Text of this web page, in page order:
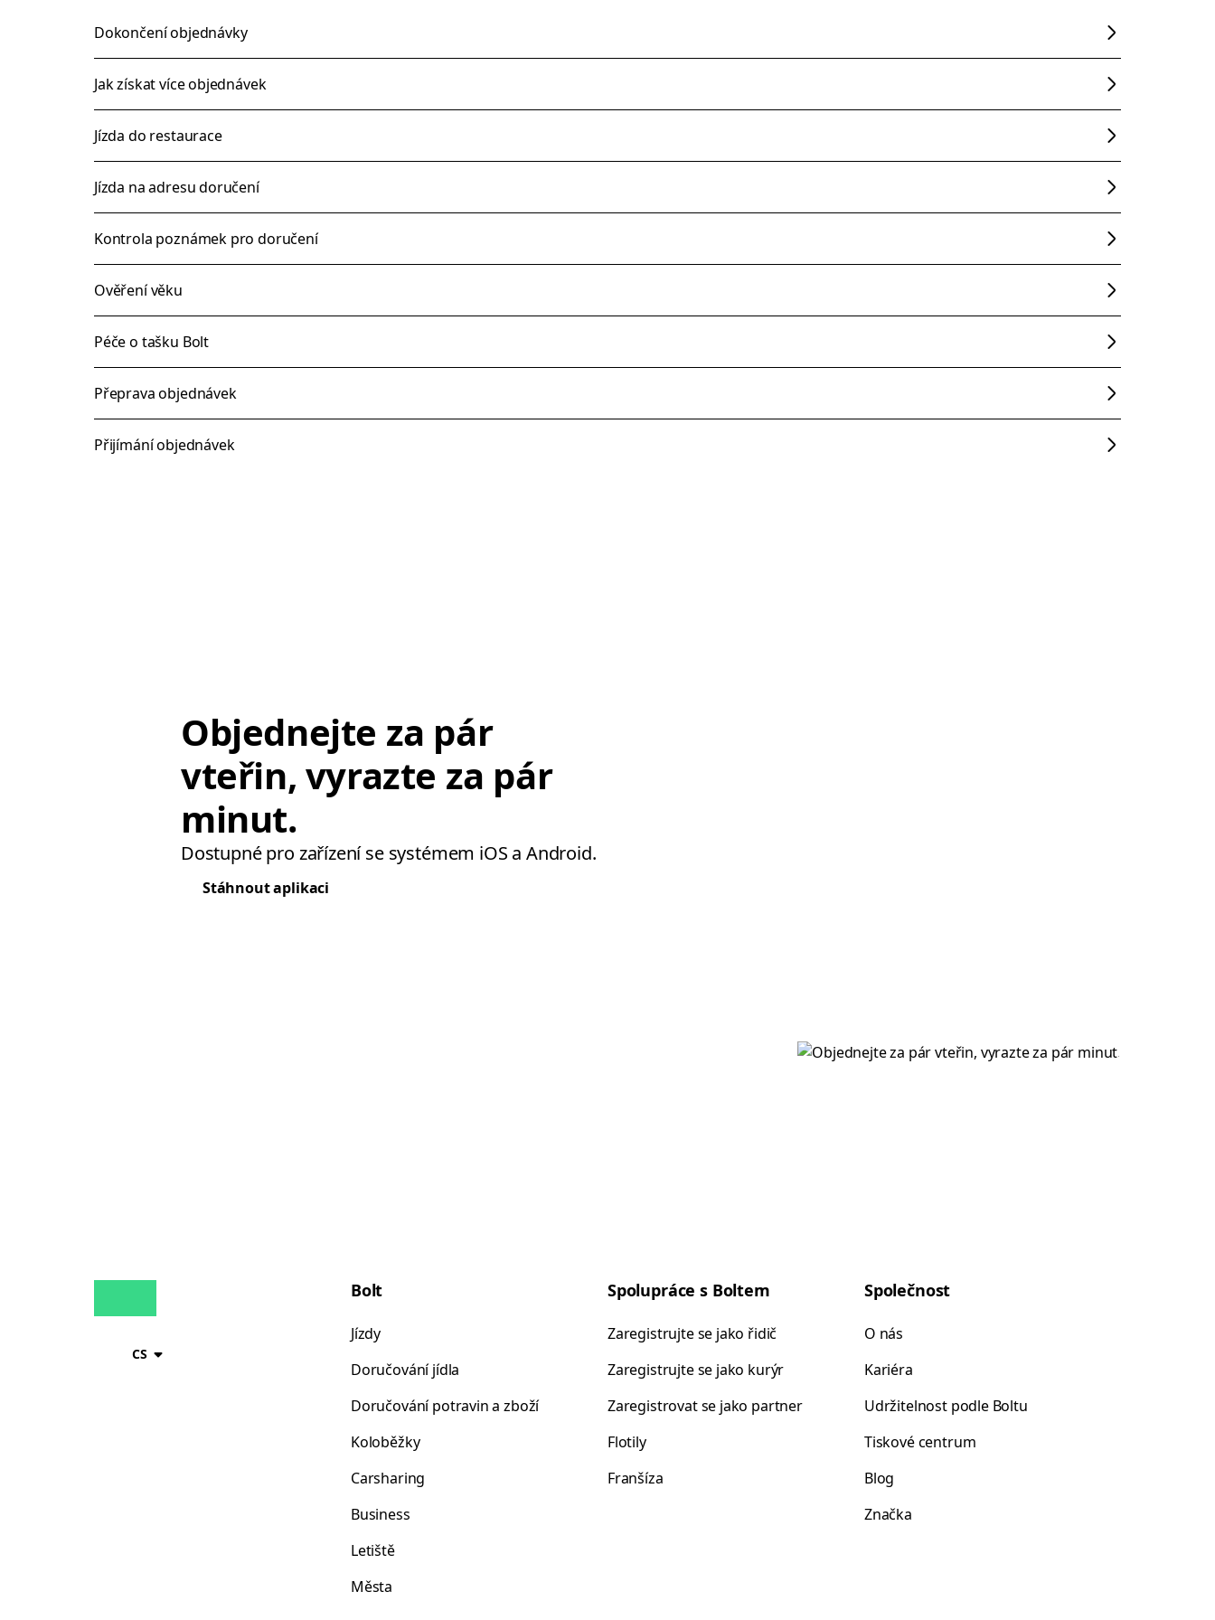
Dokončení objednávky
Jak získat více objednávek
Jízda do restaurace
Jízda na adresu doručení
Kontrola poznámek pro doručení
Ověření věku
Péče o tašku Bolt
Přeprava objednávek
Přijímání objednávek
Objednejte za pár
vteřin, vyrazte za pár
minut.
Dostupné pro zařízení se systémem iOS a Android.
Stáhnout aplikaci
CS
Bolt
Jízdy
Doručování jídla
Doručování potravin a zboží
Koloběžky
Carsharing
Business
Letiště
Města
Spolupráce s Boltem
Zaregistrujte se jako řidič
Zaregistrujte se jako kurýr
Zaregistrovat se jako partner
Flotily
Franšíza
Společnost
O nás
Kariéra
Udržitelnost podle Boltu
Tiskové centrum
Blog
Značka